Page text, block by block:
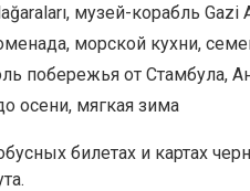
музей-корабль Gazi
морской кухни,
побережья от Стамбула,
осени, мягкая зима
билетах и картах